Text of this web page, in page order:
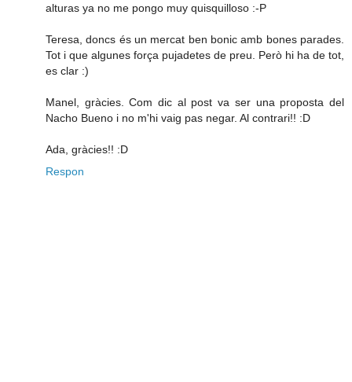
alturas ya no me pongo muy quisquilloso :-P
Teresa, doncs és un mercat ben bonic amb bones parades.
Tot i que algunes força pujadetes de preu. Però hi ha de tot,
es clar :)
Manel, gràcies. Com dic al post va ser una proposta del
Nacho Bueno i no m'hi vaig pas negar. Al contrari!! :D
Ada, gràcies!! :D
Respon